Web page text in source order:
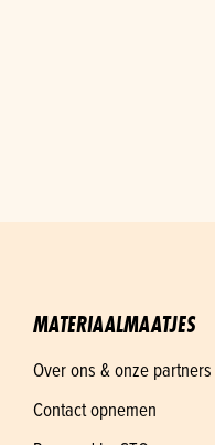
MATERIAALMAATJES
Over ons & onze partners
Contact opnemen